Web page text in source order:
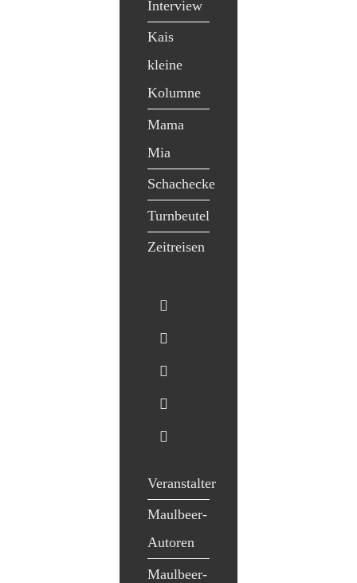
Interview
Kais
kleine
Kolumne
Mama
Mia
Schachecke
Turnbeutel
Zeitreisen
Veranstalter
Maulbeer-
Autoren
Maulbeer-